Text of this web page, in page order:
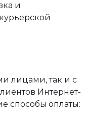
и
лицами, так и с
Интернет-
способы оплаты: